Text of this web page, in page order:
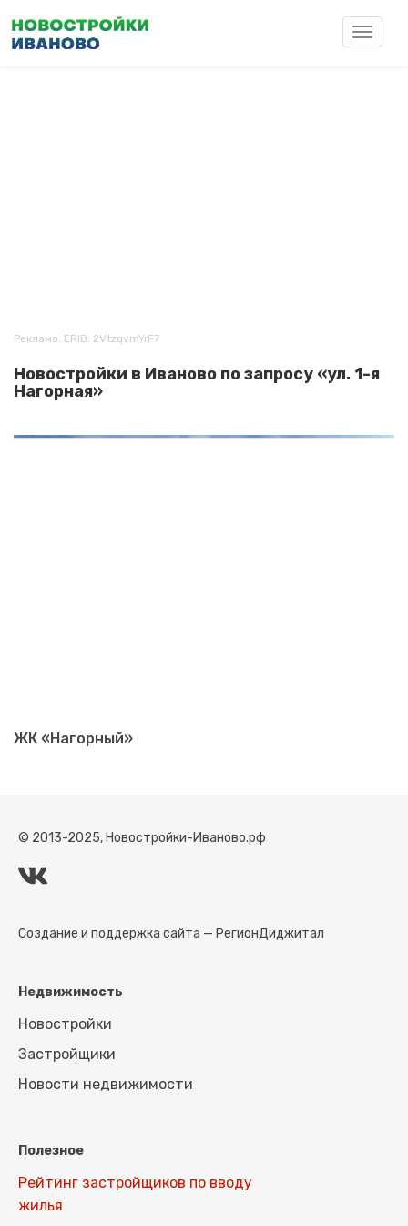
основному
Toggle
Реклама. ERID: 2VtzqvmYrF7
Новостройки в Иваново по запросу «ул. 1-я
Нагорная»
ЖК «Нагорный»
© 2013-2025, Новостройки-Иваново.рф
Создание и поддержка сайта — РегионДиджитал
Недвижимость
Новостройки
Застройщики
Новости недвижимости
Полезное
Рейтинг застройщиков по вводу
жилья